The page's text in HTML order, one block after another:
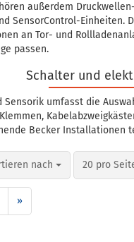
außerdem
SensorControl-Einheiten.
an Tor- und
passen.
Schalter und
Sensorik umfasst die
Becker Installationen
nach
nach 20 pro
pro Seite
»